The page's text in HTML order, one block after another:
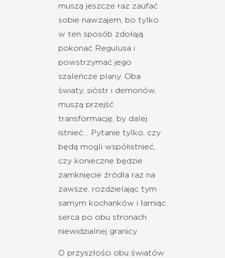
muszą jeszcze raz zaufać
sobie nawzajem, bo tylko
w ten sposób zdołają
pokonać Regulusa i
powstrzymać jego
szaleńcze plany. Oba
światy, sióstr i demonów,
muszą przejść
transformację, by dalej
istnieć… Pytanie tylko, czy
będą mogli współistnieć,
czy konieczne będzie
zamknięcie źródła raz na
zawsze, rozdzielając tym
samym kochanków i łamiąc
serca po obu stronach
niewidzialnej granicy.
O przyszłości obu światów